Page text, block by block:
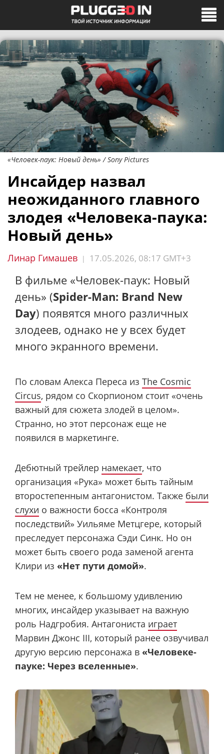
«Человек-паук: Новый день» / Sony Pictures
Инсайдер назвал
неожиданного главного
злодея «Человека-паука:
Новый день»
Линар Гимашев | 17.05.2026, 08:17 GMT+3
В фильме «Человек-паук: Новый
день» (Spider-Man: Brand New
Day) появятся много различных
злодеев, однако не у всех будет
много экранного времени.
По словам Алекса Переса из The Cosmic
Circus, рядом со Скорпионом стоит «очень
важный для сюжета злодей в целом».
Странно, но этот персонаж еще не
появился в маркетинге.
Дебютный трейлер намекает, что
организация «Рука» может быть тайным
второстепенным антагонистом. Также были
слухи о важности босса «Контроля
последствий» Уильяме Метцгере, который
преследует персонажа Сэди Синк. Но он
может быть своего рода заменой агента
Клири из «Нет пути домой».
Тем не менее, к большому удивлению
многих, инсайдер указывает на важную
роль Надгробия. Антагониста играет
Марвин Джонс III, который ранее озвучивал
другую версию персонажа в «Человеке-
пауке: Через вселенные».